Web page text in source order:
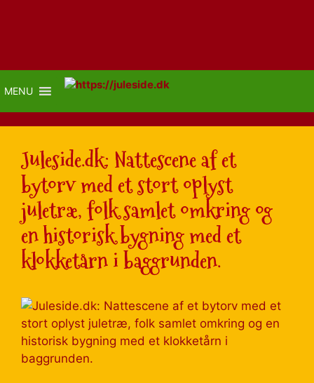
MENU
Juleside.dk: Nattescene af et
bytorv med et stort oplyst
juletræ, folk samlet omkring og
en historisk bygning med et
klokketårn i baggrunden.